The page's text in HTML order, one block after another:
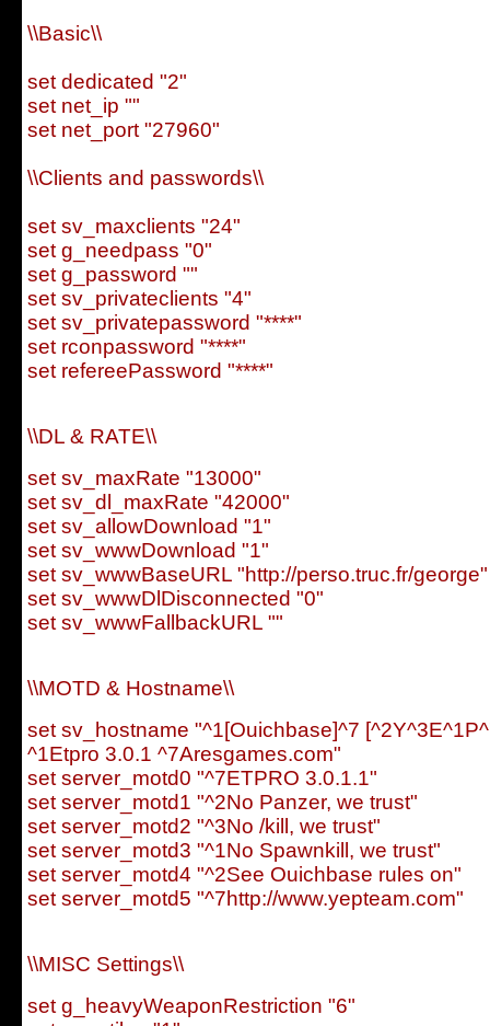
\\Basic\\
set dedicated "2"
set net_ip ""
set net_port "27960"
\\Clients and passwords\\
set sv_maxclients "24"
set g_needpass "0"
set g_password ""
set sv_privateclients "4"
set sv_privatepassword "****"
set rconpassword "****"
set refereePassword "****"
\\DL & RATE\\
set sv_maxRate "13000"
set sv_dl_maxRate "42000"
set sv_allowDownload "1"
set sv_wwwDownload "1"
set sv_wwwBaseURL "http://perso.truc.fr/george"
set sv_wwwDlDisconnected "0"
set sv_wwwFallbackURL ""
\\MOTD & Hostname\\
set sv_hostname "^1[Ouichbase]^7
^1Etpro 3.0.1 ^7Aresgames.com"
set server_motd0 "^7ETPRO 3.0.1.1"
set server_motd1 "^2No Panzer, we trust"
set server_motd2 "^3No /kill, we trust"
set server_motd3 "^1No Spawnkill, we trust"
set server_motd4 "^2See Ouichbase rules on"
set server_motd5 "^7http://www.yepteam.com"
\\MISC Settings\\
set g_heavyWeaponRestriction "6"